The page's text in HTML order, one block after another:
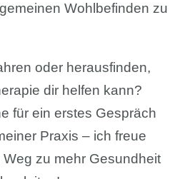
Wohlbefinden zu
oder herausfinden,
dir helfen kann?
für ein erstes Gespräch
Praxis – ich freue
zu mehr Gesundheit